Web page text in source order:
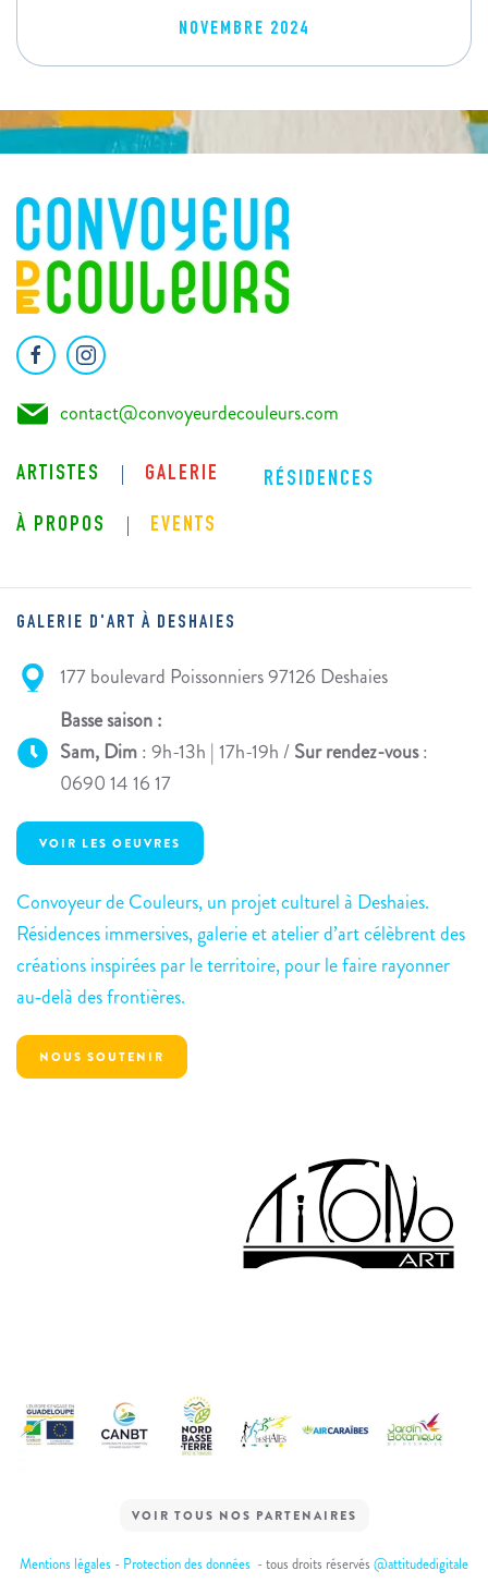
NOVEMBRE 2024
contact@convoyeurdecouleurs.com
ARTISTES GALERIE RÉSIDENCES
À PROPOS EVENTS
GALERIE D'ART À DESHAIES
177 boulevard Poissonniers 97126 Deshaies
Basse saison :
Sam, Dim: 9h-13h | 17h-19h /Sur rendez-vous:
0690 14 16 17
VOIR LES OEUVRES
Convoyeur de Couleurs, un projet culturel à Deshaies.
Résidences immersives, galerie et atelier d’art célèbrent des
créations inspirées par le territoire, pour le faire rayonner
au‑delà des frontières.
NOUS SOUTENIR
VOIR TOUS NOS PARTENAIRES
Mentions légales - Protection des données - tous droits réservés @attitudedigitale